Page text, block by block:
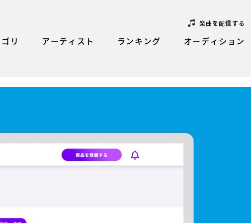
楽曲を配信する
リ アーティスト ランキング オーディション